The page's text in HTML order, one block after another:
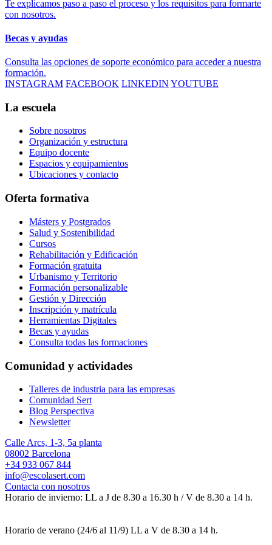
Te explicamos paso a paso el proceso y los requisitos para formarte
con nosotros.
Becas y ayudas
Consulta las opciones de soporte económico para acceder a nuestra
formación.
INSTAGRAM FACEBOOK LINKEDIN YOUTUBE
La escuela
Sobre nosotros
Organización y estructura
Equipo docente
Espacios y equipamientos
Ubicaciones y contacto
Oferta formativa
Másters y Postgrados
Salud y Sostenibilidad
Cursos
Rehabilitación y Edificación
Formación gratuita
Urbanismo y Territorio
Formación personalizable
Gestión y Dirección
Inscripción y matrícula
Herramientas Digitales
Becas y ayudas
Consulta todas las formaciones
Comunidad y actividades
Talleres de industria para las empresas
Comunidad Sert
Blog Perspectiva
Newsletter
Calle Arcs, 1-3, 5a planta
08002 Barcelona
+34 933 067 844
info@escolasert.com
Contacta con nosotros
Horario de invierno: LL a J de 8.30 a 16.30 h / V de 8.30 a 14 h.
Horario de verano (24/6 al 11/9) LL a V de 8.30 a 14 h.